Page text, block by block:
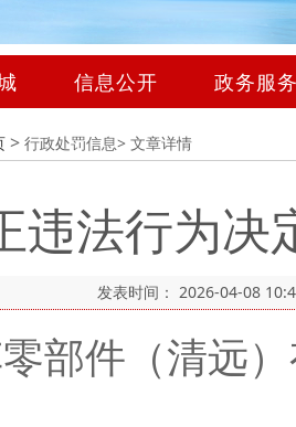
信息公开 政务服
> 行政处罚信息> 文章详情
违法行为决
发表时间： 2026-04-08
部件（清远